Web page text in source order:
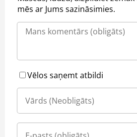
mēs ar Jums sazināsimies.
Vēlos saņemt atbildi